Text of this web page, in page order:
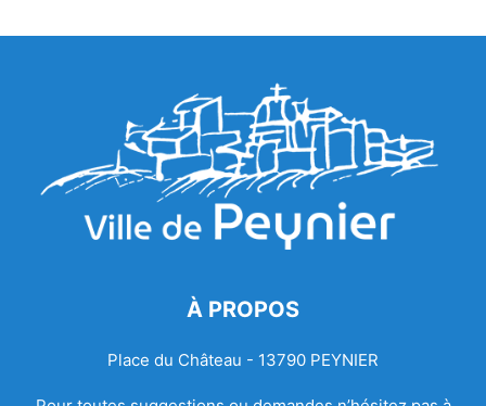
À PROPOS
Place du Château - 13790 PEYNIER